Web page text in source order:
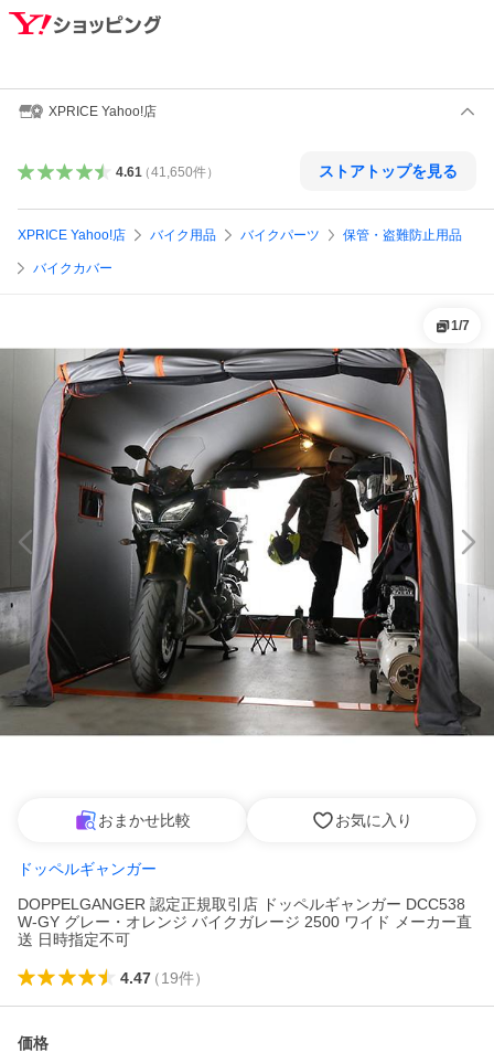
XPRICE Yahoo!店
4.61（41,650件） ストアトップを見る
XPRICE Yahoo!店 バイク用品 バイクパーツ 保管・盗難防止用品
バイクカバー
1/7
おまかせ比較 お気に入り
ドッペルギャンガー
DOPPELGANGER 認定正規取引店 ドッペルギャンガー DCC538
W-GY グレー・オレンジ バイクガレージ 2500 ワイド メーカー直
送 日時指定不可
4.47（19件）
価格